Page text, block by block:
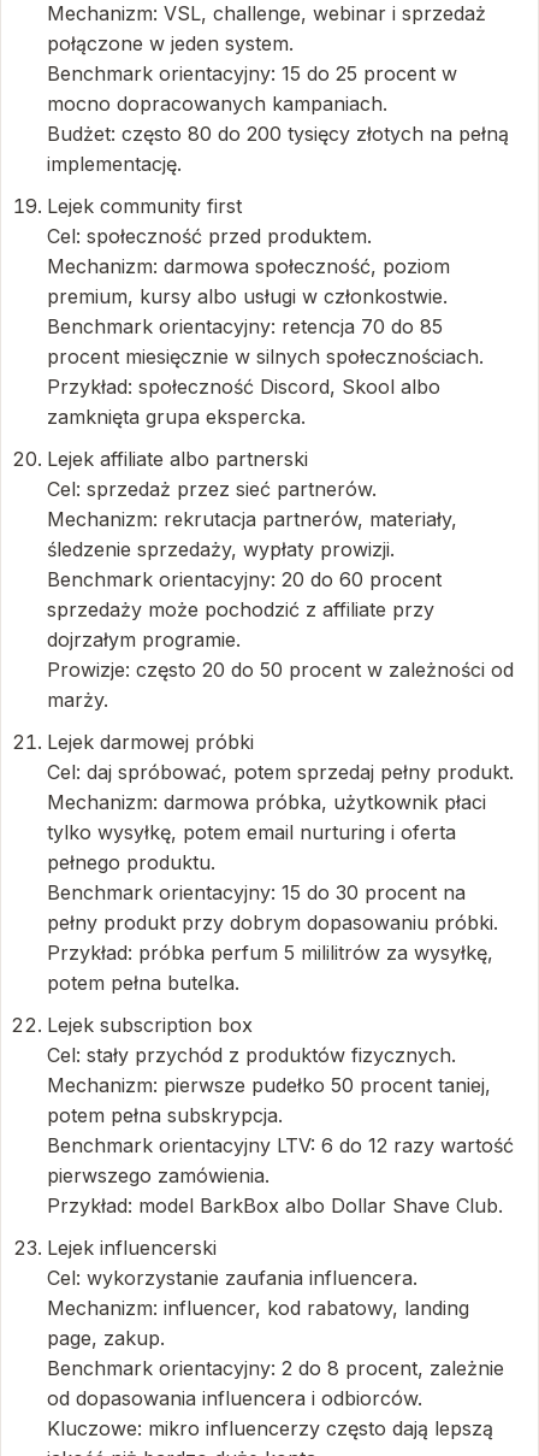
Mechanizm: VSL, challenge, webinar i sprzedaż
połączone w jeden system.
Benchmark orientacyjny: 15 do 25 procent w
mocno dopracowanych kampaniach.
Budżet: często 80 do 200 tysięcy złotych na pełną
implementację.
Lejek community first
Cel: społeczność przed produktem.
Mechanizm: darmowa społeczność, poziom
premium, kursy albo usługi w członkostwie.
Benchmark orientacyjny: retencja 70 do 85
procent miesięcznie w silnych społecznościach.
Przykład: społeczność Discord, Skool albo
zamknięta grupa ekspercka.
Lejek affiliate albo partnerski
Cel: sprzedaż przez sieć partnerów.
Mechanizm: rekrutacja partnerów, materiały,
śledzenie sprzedaży, wypłaty prowizji.
Benchmark orientacyjny: 20 do 60 procent
sprzedaży może pochodzić z affiliate przy
dojrzałym programie.
Prowizje: często 20 do 50 procent w zależności od
marży.
Lejek darmowej próbki
Cel: daj spróbować, potem sprzedaj pełny produkt.
Mechanizm: darmowa próbka, użytkownik płaci
tylko wysyłkę, potem email nurturing i oferta
pełnego produktu.
Benchmark orientacyjny: 15 do 30 procent na
pełny produkt przy dobrym dopasowaniu próbki.
Przykład: próbka perfum 5 mililitrów za wysyłkę,
potem pełna butelka.
Lejek subscription box
Cel: stały przychód z produktów fizycznych.
Mechanizm: pierwsze pudełko 50 procent taniej,
potem pełna subskrypcja.
Benchmark orientacyjny LTV: 6 do 12 razy wartość
pierwszego zamówienia.
Przykład: model BarkBox albo Dollar Shave Club.
Lejek influencerski
Cel: wykorzystanie zaufania influencera.
Mechanizm: influencer, kod rabatowy, landing
page, zakup.
Benchmark orientacyjny: 2 do 8 procent, zależnie
od dopasowania influencera i odbiorców.
Kluczowe: mikro influencerzy często dają lepszą